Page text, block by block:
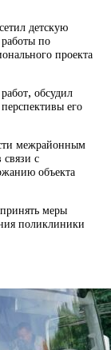
детскую
по
проекта
обсудил
его
межрайонным
связи с
объекта
меры
поликлиники